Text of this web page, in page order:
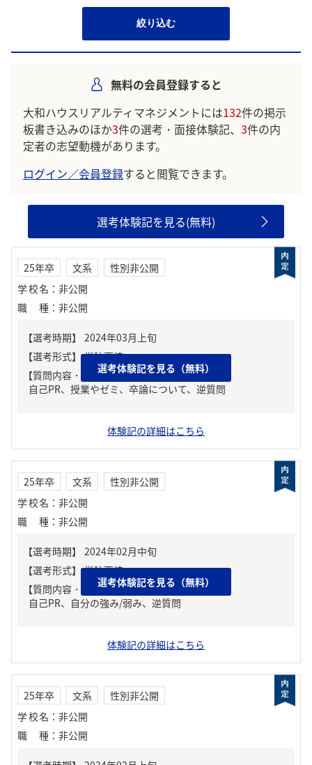
絞り込む
無料の会員登録すると
大和ハウスリアルティマネジメントには132件の掲示
板書き込みのほか3件の選考・面接体験記、 3件の内
定者の志望動機があります。
ログイン／会員登録すると閲覧できます。
選考体験記を見る(無料)
25年卒 文系
性別非公開
学校名 ： 非公開
職種 ： 非公開
【質問内容・課題】
自己PR、授業やゼミ、卒論について、逆質問
選考体験記を見る（無料）
体験記の詳細はこちら
25年卒 文系
性別非公開
学校名 ： 非公開
職種 ： 非公開
【質問内容・課題】
自己PR、自分の強み/弱み、逆質問
選考体験記を見る（無料）
体験記の詳細はこちら
25年卒 文系
性別非公開
学校名 ： 非公開
職種 ： 非公開